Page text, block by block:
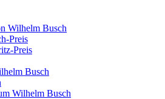
Wilhelm Busch
Preis
Preis
Busch
Wilhelm Busch